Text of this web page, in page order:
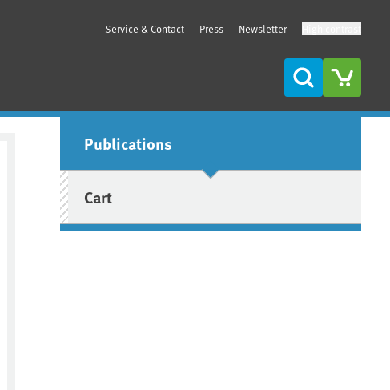
Service & Contact Press Newsletter
Search
Sidebar
Publications
Cart